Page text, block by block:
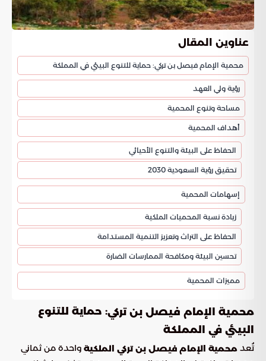
عناوين المقال
محمية الإمام فيصل بن تركي: حماية للتنوع البيئي في المملكة
رؤية ولي العهد
مساحة وتنوع المحمية
أهداف المحمية
الحفاظ على البيئة والتنوع الأحيائي
تحقيق رؤية السعودية 2030
إسهامات المحمية
زيادة نسبة المحميات الملكية
الحفاظ على التراث وتعزيز التنمية المستدامة
تحسين البيئة ومكافحة الممارسات الضارة
مميزات المحمية
محمية الإمام فيصل بن تركي: حماية للتنوع
البيئي في المملكة
تُعد محمية الإمام فيصل بن تركي الملكية واحدة من ثماني